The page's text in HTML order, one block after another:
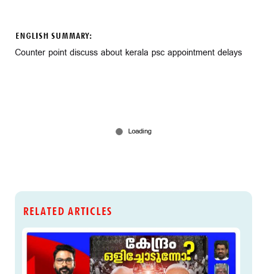
ENGLISH SUMMARY:
Counter point discuss about kerala psc appointment delays
RELATED ARTICLES